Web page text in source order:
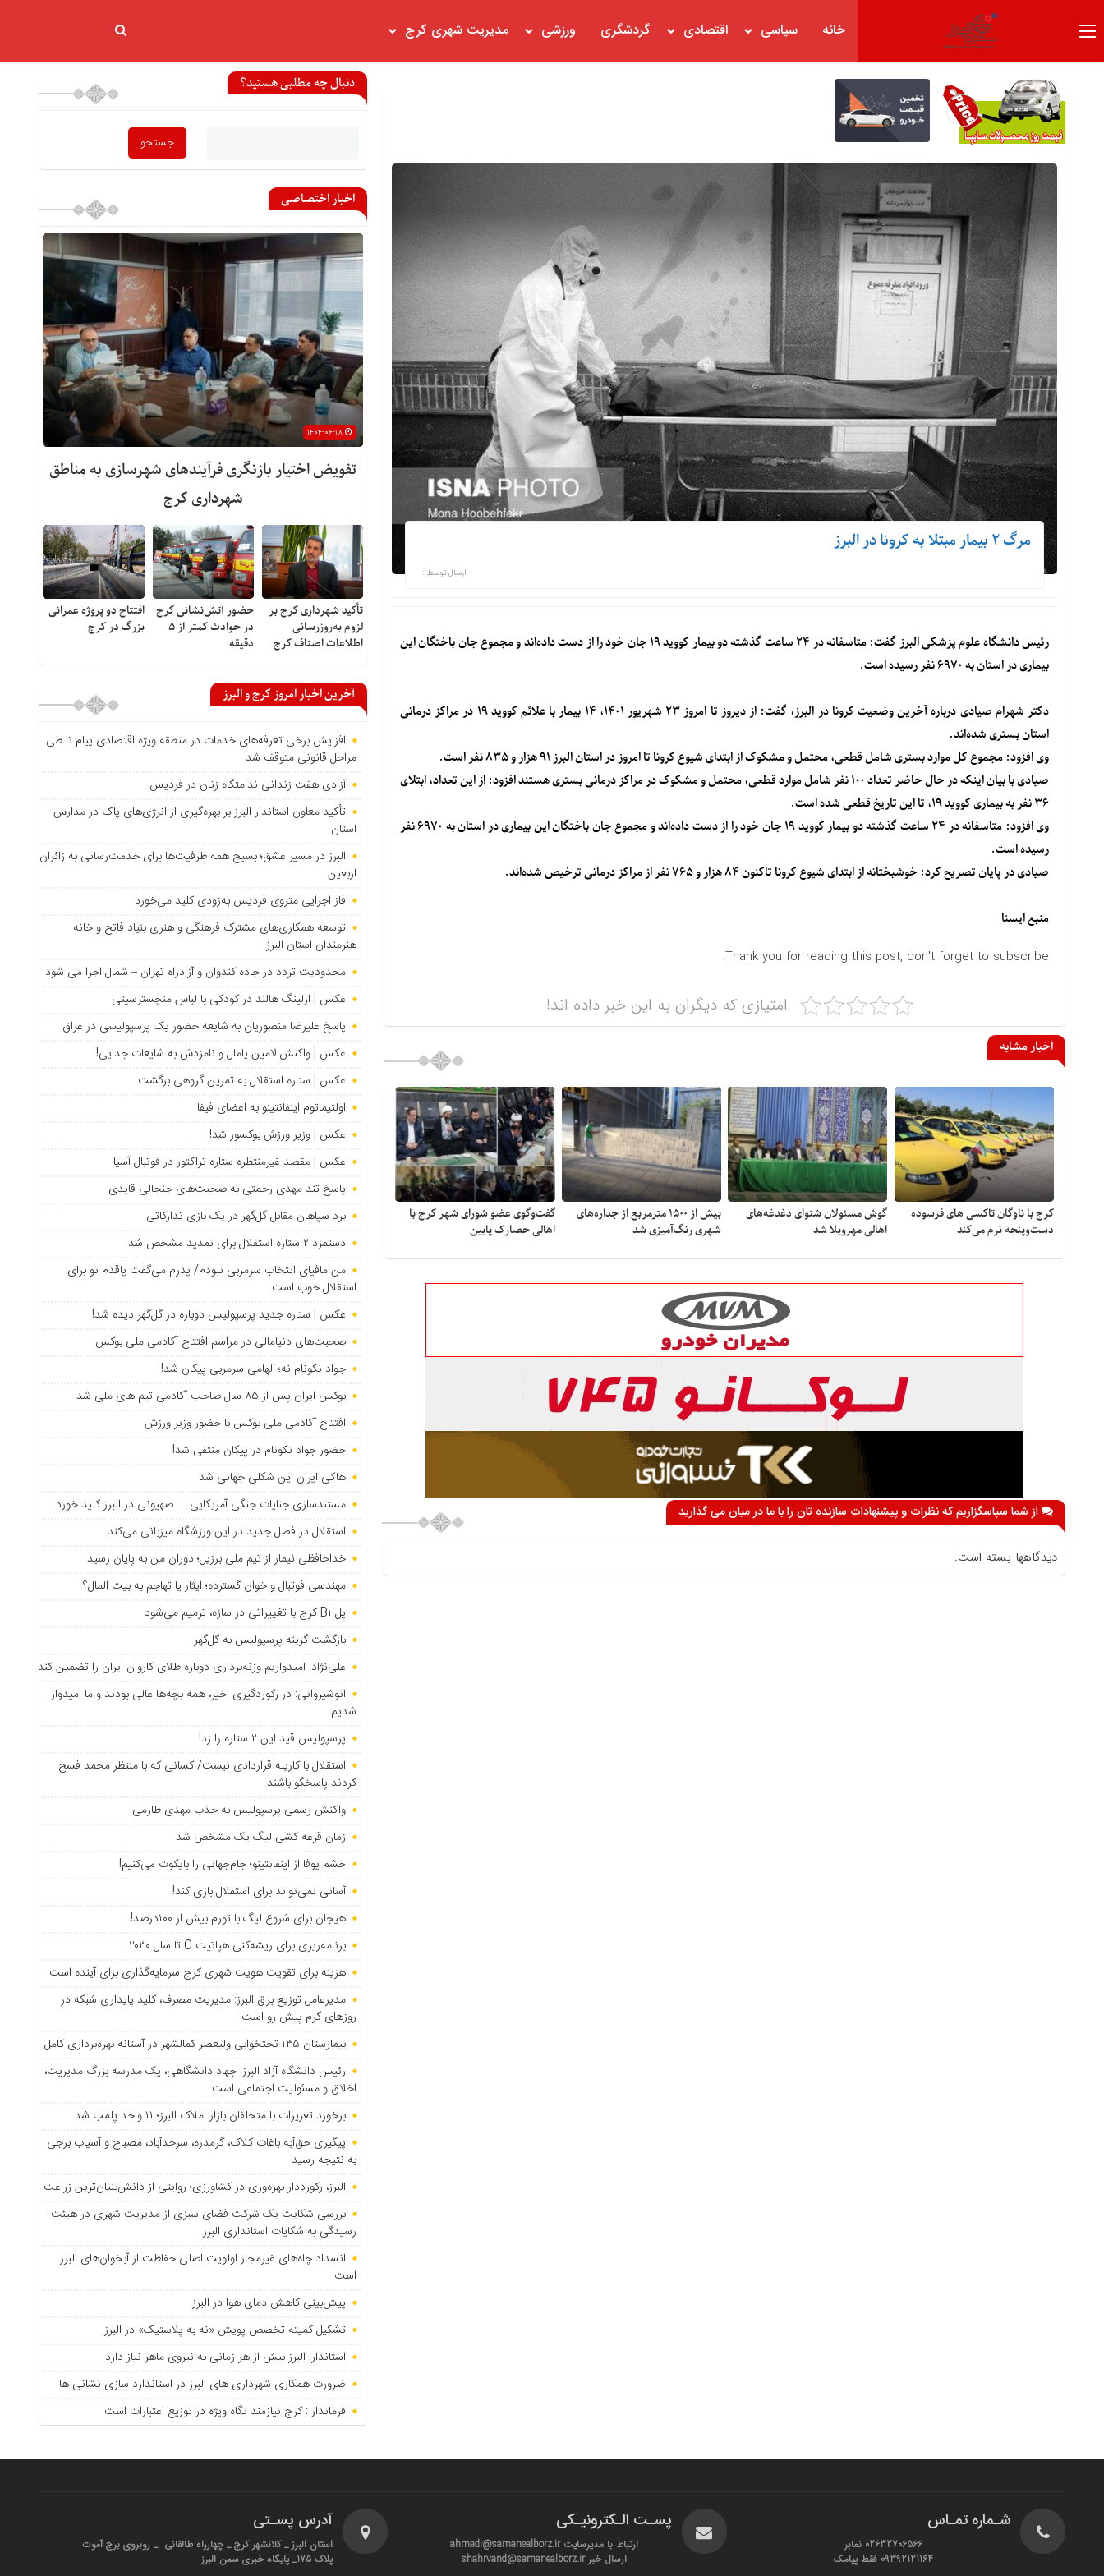
خانه سیاسی اقتصادی گردشگری ورزشی مدیریت شهری کرج
مرگ ۲ بیمار مبتلا به کرونا در البرز
ارسال توسط :
رئیس دانشگاه علوم پزشکی البرز گفت: متاسفانه در ۲۴ ساعت گذشته دو بیمار کووید ۱۹ جان خود را از دست داده‌اند و مجموع جان باختگان این
بیماری در استان به ۶۹۷۰ نفر رسیده است.
دکتر شهرام صیادی درباره آخرین وضعیت کرونا در البرز، گفت: از دیروز تا امروز ۲۳ شهریور ۱۴۰۱، ۱۴ بیمار با علائم ‌کووید ۱۹ در مراکز درمانی
استان بستری شده‌اند.
وی افزود: مجموع کل موارد بستری شامل قطعی، محتمل و مشکوک از ابتدای شیوع کرونا تا امروز در استان البرز ۹۱ هزار و ۸۳۵ نفر است.
صیادی با بیان اینکه در حال حاضر تعداد ۱۰۰ نفر شامل موارد قطعی، محتمل و مشکوک در مراکز درمانی بستری هستند افزود: از این تعداد، ابتلای
۳۶ نفر به بیماری کووید ۱۹، تا این تاریخ قطعی شده است.
وی افزود: متاسفانه در ۲۴ ساعت گذشته دو بیمار کووید ۱۹ جان خود را از دست داده‌اند و مجموع جان باختگان این بیماری در استان به ۶۹۷۰ نفر
رسیده است.
صیادی در پایان تصریح کرد: خوشبختانه از ابتدای شیوع کرونا تاکنون ۸۴ هزار و ۷۶۵ نفر از مراکز درمانی ترخیص شده‌اند.
منبعایسنا
Thank you for reading this post, don't forget to subscribe!
امتیازی که دیگران به این خبر داده اند!
اخبار مشابه
کرج با ناوگان تاکسی های فرسوده
دست‌وپنجه نرم می‌کند
گوش مسئولان شنوای دغدغه‎‌های
اهالی مهرویلا شد
بیش از ۱۵۰۰ مترمربع از جداره‌های
شهری رنگ‌آمیزی شد
گفت‌وگوی عضو شورای شهر کرج با
اهالی حصارک پایین
از شما سپاسگزاریم که نظرات و پیشنهادات سازنده تان را با ما در میان می گذارید
دیدگاهها بسته است.
دنبال چه مطلبی هستید؟
اخبار اختصاصی
تفویض اختیار بازنگری فرآیندهای شهرسازی به مناطق
شهرداری کرج
تأکید شهرداری کرج بر
لزوم به‌روزرسانی
اطلاعات اصناف کرج
حضور آتش‌نشانی کرج
در حوادث کمتر از ۵
دقیقه
افتتاح دو پروژه عمرانی
بزرگ در کرج
آخرین اخبار امروز کرج و البرز
افزایش برخی تعرفه‌های خدمات در منطقه ویژه اقتصادی پیام تا طی
مراحل قانونی متوقف شد
آزادی هفت زندانی ندامتگاه زنان در فردیس
تأکید معاون استاندار البرز بر بهره‌گیری از انرژی‌های پاک در مدارس
استان
البرز در مسیر عشق؛ بسیج همه ظرفیت‌ها برای خدمت‌رسانی به زائران
اربعین
فاز اجرایی متروی فردیس به‌زودی کلید می‌خورد
توسعه همکاری‌های مشترک فرهنگی و هنری بنیاد فاتح و خانه
هنرمندان استان البرز
محدودیت تردد در جاده کندوان و آزادراه تهران – شمال اجرا می شود
عکس | ارلینگ هالند در کودکی با لباس منچسترسیتی
پاسخ علیرضا منصوریان به شایعه حضور یک پرسپولیسی در عراق
عکس | واکنش لامین یامال و نامزدش به شایعات جدایی!
عکس | ستاره استقلال به تمرین گروهی برگشت
اولتیماتوم اینفانتینو به اعضای فیفا
عکس | وزیر ورزش بوکسور شد!
عکس | مقصد غیرمنتظره ستاره تراکتور در فوتبال آسیا
پاسخ تند مهدی رحمتی به صحبت‌های جنجالی قایدی
برد سپاهان مقابل گل‌گهر در یک بازی تدارکاتی
دستمزد ۲ ستاره استقلال برای تمدید مشخص شد
من مافیای انتخاب سرمربی نبودم/ پدرم می‌گفت پاقدم تو برای
استقلال خوب است
عکس | ستاره جدید پرسپولیس دوباره در گل‌گهر دیده شد!
صحبت‌های دنیامالی در مراسم افتتاح آکادمی ملی بوکس
جواد نکونام نه؛ الهامی سرمربی پیکان شد!
بوکس ایران پس از ۸۵ سال صاحب آکادمی تیم های ملی شد
افتتاح آکادمی ملی بوکس با حضور وزیر ورزش
حضور جواد نکونام در پیکان منتفی شد!
هاکی ایران این شکلی جهانی شد
مستندسازی جنایات جنگی آمریکایی ــ صهیونی در البرز کلید خورد
استقلال در فصل جدید در این ورزشگاه میزبانی می‌کند
خداحافظی نیمار از تیم ملی برزیل؛ دوران من به پایان رسید
مهندسی فوتبال و خوان گسترده؛ ایثار یا تهاجم به بیت المال؟
پل B۱ کرج با تغییراتی در سازه، ترمیم می‌شود
بازگشت گزینه پرسپولیس به ‌گل‌گهر
علی‌نژاد: امیدواریم وزنه‌برداری دوباره طلای کاروان ایران را تضمین کند
انوشیروانی: در رکوردگیری اخیر، همه بچه‌ها عالی بودند و ما امیدوار
شدیم
پرسپولیس قید این ۲ ستاره را زد!
استقلال با کاریله قراردادی نبست/ کسانی که با منتظر محمد فسخ
کردند پاسخگو باشند
واکنش رسمی پرسپولیس به جذب مهدی طارمی
زمان قرعه کشی لیگ یک مشخص شد
خشم یوفا از اینفانتینو؛ جام‌جهانی را بایکوت می‌کنیم!
آسانی نمی‌تواند برای استقلال بازی کند!
هیجان برای شروع لیگ با تورم بیش از ۱۰۰درصد!
برنامه‌ریزی برای ریشه‌کنی هپاتیت C تا سال ۲۰۳۰
هزینه برای تقویت هویت شهری کرج سرمایه‌گذاری برای آینده است
مدیرعامل توزیع برق البرز: مدیریت مصرف، کلید پایداری شبکه در
روزهای گرم پیش رو است
بیمارستان ۱۳۵ تختخوابی ولیعصر کمالشهر در آستانه بهره‌برداری کامل
رئیس دانشگاه آزاد البرز: جهاد دانشگاهی، یک مدرسه بزرگ مدیریت،
اخلاق و مسئولیت اجتماعی است
برخورد تعزیرات با متخلفان بازار املاک البرز؛ ۱۱ واحد پلمب شد
پیگیری حق‌آبه باغات کلاک، گرمدره، سرحدآباد، مصباح و آسیاب برجی
به نتیجه رسید
البرز، رکورددار بهره‌وری در کشاورزی؛ روایتی از دانش‌بنیان‌ترین زراعت
بررسی شکایت یک شرکت فضای سبزی از مدیریت شهری در هیئت
رسیدگی به شکایات استانداری البرز
انسداد چاه‌های غیرمجاز اولویت اصلی حفاظت از آبخوان‌های البرز
است
پیش‌بینی کاهش دمای هوا در البرز
تشکیل کمیته تخصص پویش «نه به پلاستیک» در البرز
استاندار: البرز بیش از هر زمانی به نیروی ماهر نیاز دارد
ضرورت همکاری شهرداری های البرز در استاندارد سازی نشانی ها
فرماندار : کرج نیازمند نگاه ویژه در توزیع اعتبارات است
شـماره تمـاس
02632706566 نمابر
09392121164 فقط پیامک
پسـت الـکترونیـکی
ارتباط با مدیرسایت ahmadi@samanealborz.ir
ارسال خبر shahrvand@samanealborz.ir
آدرس پسـتی
استان البرز _ کلانشهر کرج _ چهارراه طالقانی _ روبروی برج آموت
پلاک 175_ پایگاه خبری سمن البرز